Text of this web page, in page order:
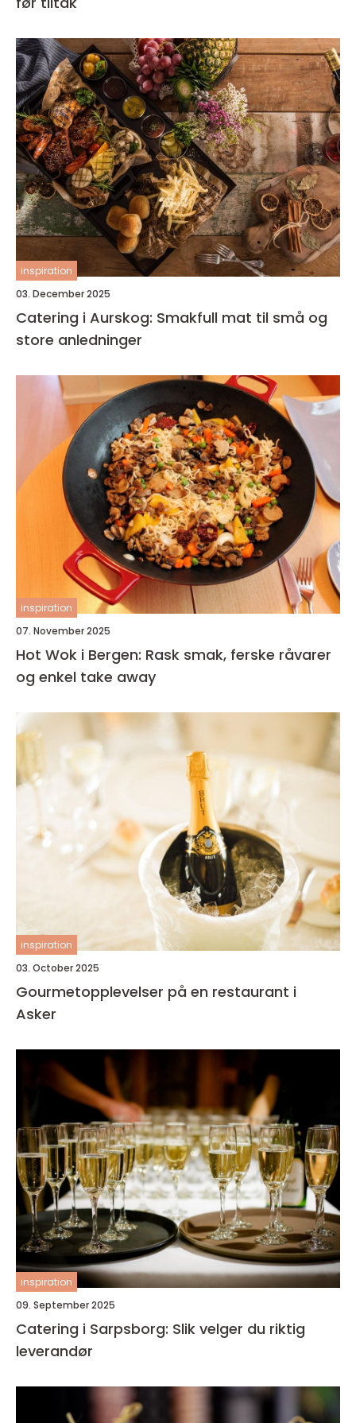
inspiration
03. December 2025
Catering i Aurskog: Smakfull mat til små og
store anledninger
inspiration
07. November 2025
Hot Wok i Bergen: Rask smak, ferske råvarer
og enkel take away
inspiration
03. October 2025
Gourmetopplevelser på en restaurant i
Asker
inspiration
09. September 2025
Catering i Sarpsborg: Slik velger du riktig
leverandør